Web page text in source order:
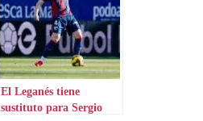
El Leganés tiene
sustituto para Sergio